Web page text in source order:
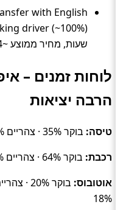
with English
שעות, מחיר ממוצע ~1524 ₪
לוחות זמנים –
הרבה יציאות
טיסה: בוקר 35% · צהריים 38% · ערב 26% · לילה 1%
רכבת: בוקר 64% · צהריים 16% · ערב 0% · לילה 20%
אוטובוס:
18%